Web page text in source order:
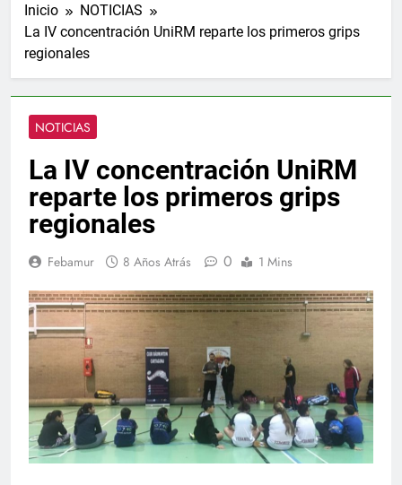
Inicio
NOTICIAS
La IV concentración UniRM reparte los primeros grips
regionales
NOTICIAS
La IV concentración UniRM
reparte los primeros grips
regionales
Febamur 8 Años Atrás 0 1 Mins